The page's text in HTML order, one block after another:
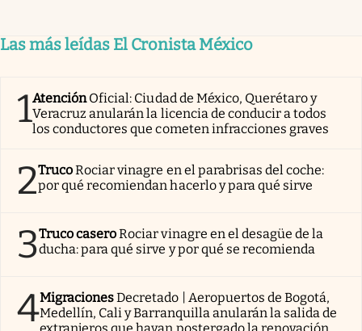
Las más leídas El Cronista México
1AtenciónOficial: Ciudad de México, Querétaro y
Veracruz anularán la licencia de conducir a todos
los conductores que cometen infracciones graves
2TrucoRociar vinagre en el parabrisas del coche:
por qué recomiendan hacerlo y para qué sirve
3Truco caseroRociar vinagre en el desagüe de la
ducha: para qué sirve y por qué se recomienda
4MigracionesDecretado | Aeropuertos de Bogotá,
Medellín, Cali y Barranquilla anularán la salida de